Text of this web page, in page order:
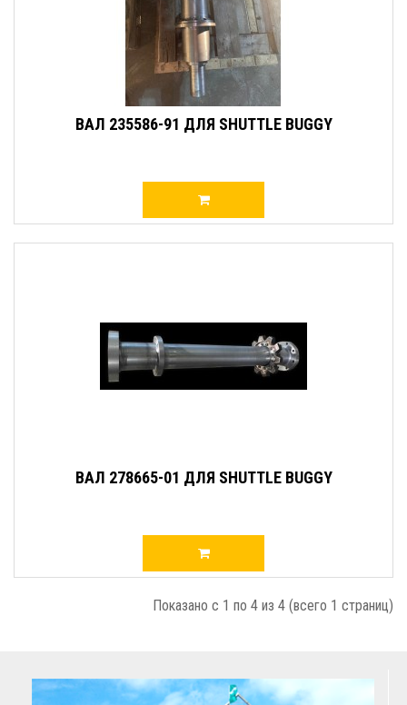
ВАЛ 235586-91 ДЛЯ SHUTTLE BUGGY
ВАЛ 278665-01 ДЛЯ SHUTTLE BUGGY
Показано с 1 по 4 из 4 (всего 1 страниц)